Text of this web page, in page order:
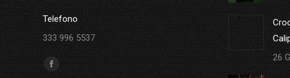
Telefono
333 996 5537
Ci puoi trovare su:
Facebook
26